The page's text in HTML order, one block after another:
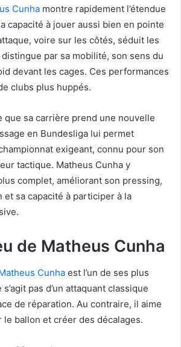
Cunha montre rapidement l’étendue
capacité à jouer aussi bien en pointe
voire sur les côtés, séduit les
par sa mobilité, son sens du
devant les cages. Ces performances
clubs plus huppés.
que sa carrière prend une nouvelle
en Bundesliga lui permet
exigeant, connu pour son
tactique. Matheus Cunha y
complet, améliorant son pressing,
et sa capacité à participer à la
de Matheus Cunha
Cunha est l’un de ses plus
pas d’un attaquant classique
de réparation. Au contraire, il aime
ballon et créer des décalages.